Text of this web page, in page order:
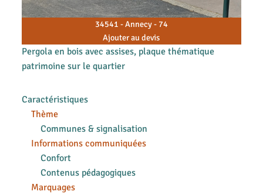
34541 - Annecy - 74
Ajouter au devis
Pergola en bois avec assises, plaque thématique
patrimoine sur le quartier
Caractéristiques
Thème
Communes & signalisation
Informations communiquées
Confort
Contenus pédagogiques
Marquages